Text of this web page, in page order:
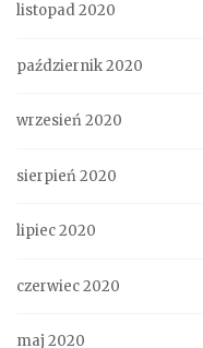
listopad 2020
październik 2020
wrzesień 2020
sierpień 2020
lipiec 2020
czerwiec 2020
maj 2020